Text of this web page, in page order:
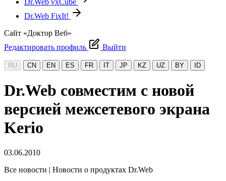
Dr.Web vxCube
Dr.Web FixIt!
Сайт «Доктор Веб»
Редактировать профиль
Выйти
RU CN EN ES FR IT JP KZ UZ BY ID
Dr.Web совместим с новой
версией межсетевого экрана
Kerio
03.06.2010
Все новости | Новости о продуктах Dr.Web